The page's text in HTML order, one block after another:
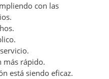
con las
más rápido.
está siendo eficaz.